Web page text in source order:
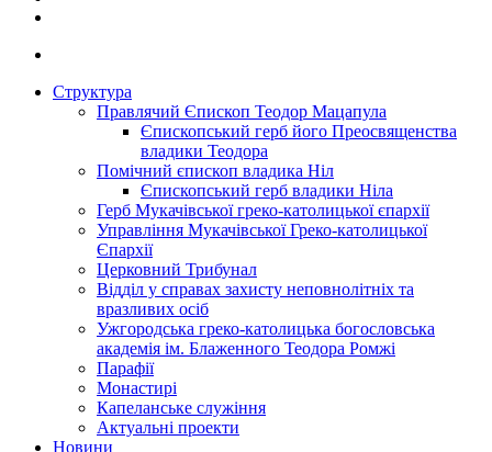
Структура
Правлячий Єпископ Теодор Мацапула
Єпископський герб його Преосвященства
владики Теодора
Помічний єпископ владика Ніл
Єпископський герб владики Ніла
Герб Мукачівської греко-католицької єпархії
Управління Мукачівської Греко-католицької
Єпархії
Церковний Трибунал
Відділ у справах захисту неповнолітніх та
вразливих осіб
Ужгородська греко-католицька богословська
академія ім. Блаженного Теодора Ромжі
Парафії
Монастирі
Капеланське служіння
Актуальні проекти
Новини